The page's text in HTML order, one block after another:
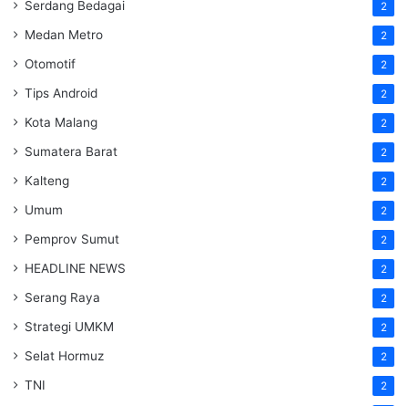
Serdang Bedagai 2
Medan Metro 2
Otomotif 2
Tips Android 2
Kota Malang 2
Sumatera Barat 2
Kalteng 2
Umum 2
Pemprov Sumut 2
HEADLINE NEWS 2
Serang Raya 2
Strategi UMKM 2
Selat Hormuz 2
TNI 2